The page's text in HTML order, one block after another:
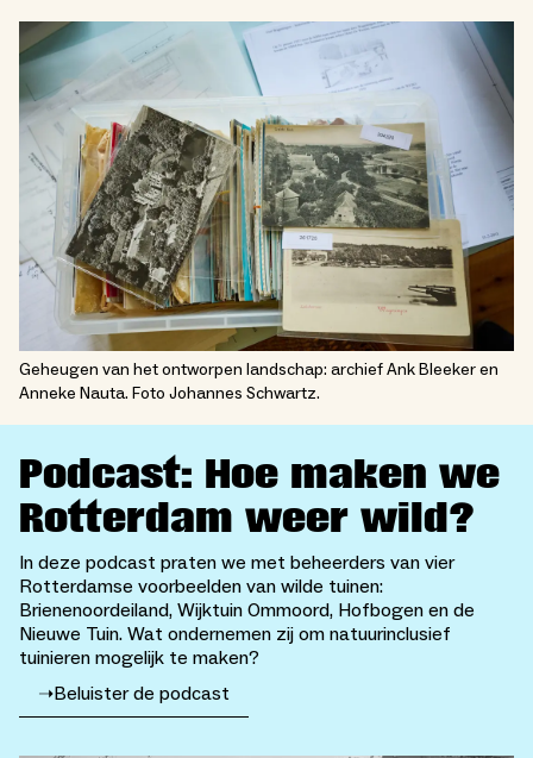
Geheugen van het ontworpen landschap: archief Ank Bleeker en
Anneke Nauta. Foto Johannes Schwartz.
Podcast: Hoe maken we
Rotterdam weer wild?
In deze podcast praten we met beheerders van vier
Rotterdamse voorbeelden van wilde tuinen:
Brienenoordeiland, Wijktuin Ommoord, Hofbogen en de
Nieuwe Tuin. Wat ondernemen zij om natuurinclusief
tuinieren mogelijk te maken?
➝Beluister de podcast